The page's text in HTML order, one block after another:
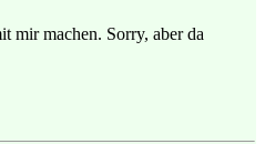
machen. Sorry, aber da